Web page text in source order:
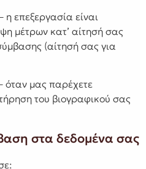
η επεξεργασία είναι
μέτρων κατ’ αίτησή σας
(αίτησή σας για
όταν μας παρέχετε
του βιογραφικού σας
στα δεδομένα σας